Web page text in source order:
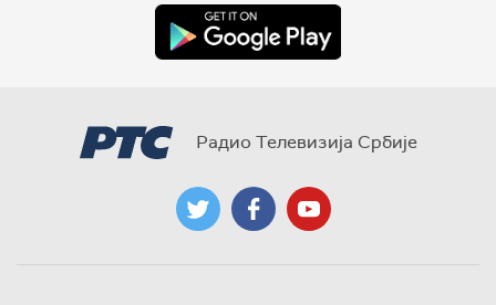
Радио Телевизија Србије